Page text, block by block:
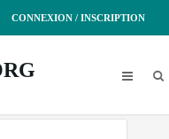
CONNEXION / INSCRIPTION